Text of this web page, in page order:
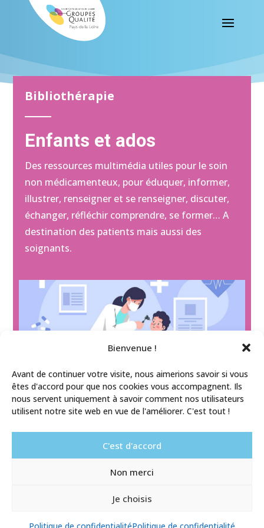
Bienvenue !
Avant de continuer votre visite, nous aimerions savoir si vous
êtes d'accord pour que nos cookies vous accompagnent. Ils
nous servent uniquement à savoir comment nos utilisateurs
utilisent notre site web en vue de l'améliorer. C'est tout !
C'est d'accord
Non merci
Je choisis
Bibliothérapie
Enfants et ados
Des ressources multimédia utiles pour le soin
non médicamenteux, pour éduquer, informer,
illustrer, renseigner et se renseigner, discuter,
échanger, réfléchir comprendre, se former… A
destination des patients mais aussi des
soignants.
Aucune ressource n'a encore été publiée dans cette